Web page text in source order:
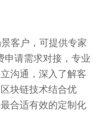
客户，可提供专家
申请需求对接，专业
沟通，深入了解客
块链技术结合优
合适有效的定制化